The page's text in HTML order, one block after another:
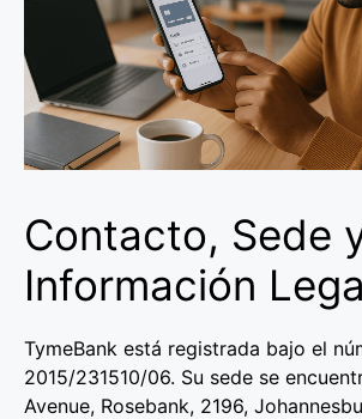
Contacto, Sede
Información
TymeBank está registrada bajo el
2015/231510/06. Su sede se
Avenue, Rosebank, 2196,